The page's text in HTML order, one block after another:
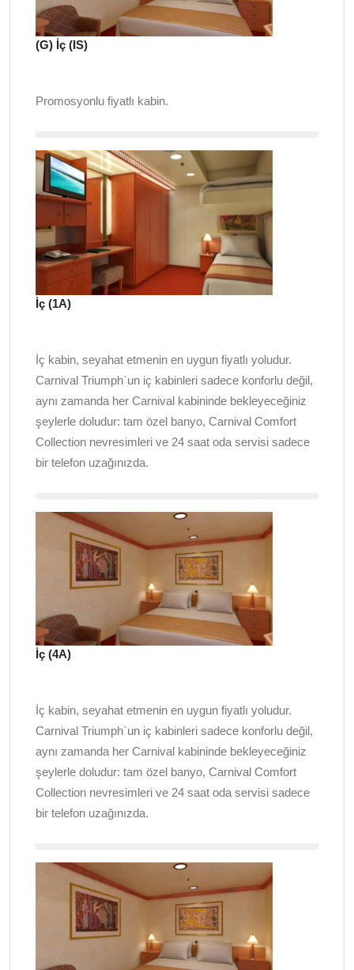
(G) İç (IS)
Promosyonlu fiyatlı kabin.
İç (1A)
İç kabin, seyahat etmenin en uygun fiyatlı yoludur.
Carnival Triumph`un iç kabinleri sadece konforlu değil,
aynı zamanda her Carnival kabininde bekleyeceğiniz
şeylerle doludur: tam özel banyo, Carnival Comfort
Collection nevresimleri ve 24 saat oda servisi sadece
bir telefon uzağınızda.
İç (4A)
İç kabin, seyahat etmenin en uygun fiyatlı yoludur.
Carnival Triumph`un iç kabinleri sadece konforlu değil,
aynı zamanda her Carnival kabininde bekleyeceğiniz
şeylerle doludur: tam özel banyo, Carnival Comfort
Collection nevresimleri ve 24 saat oda servisi sadece
bir telefon uzağınızda.